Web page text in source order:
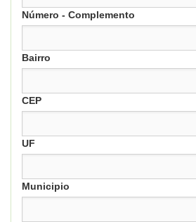
Número - Complemento
Bairro
CEP
UF
Municipio